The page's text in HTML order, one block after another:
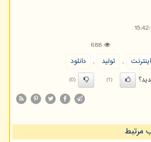
688
اینترنت , تولید ,
دانلود
(1)
(0)
مرتبط